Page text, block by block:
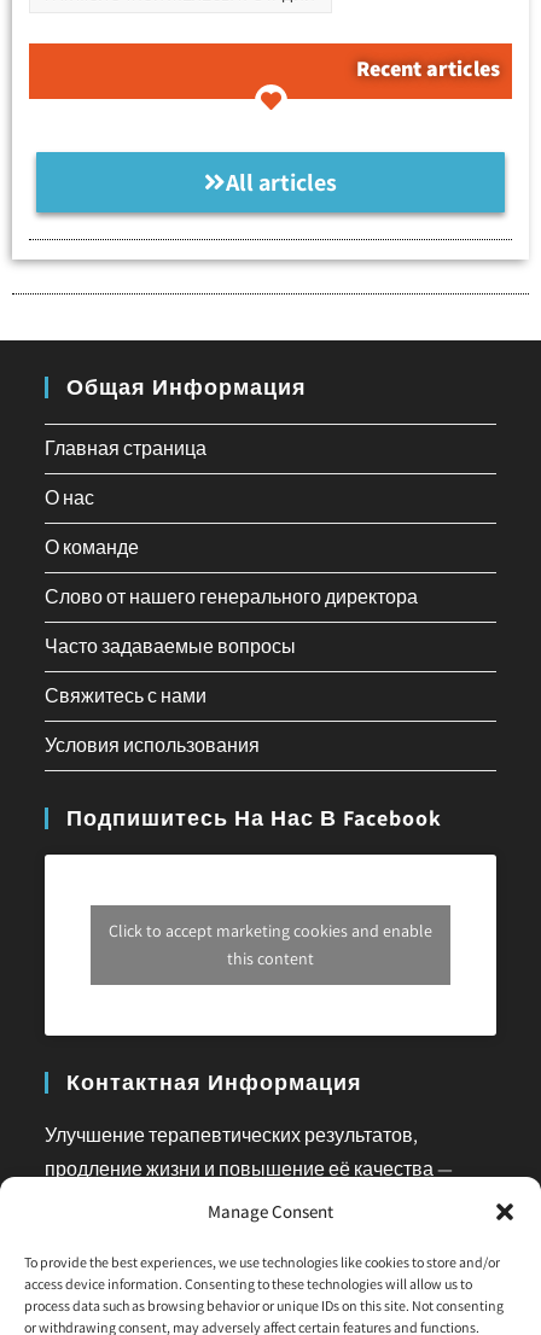
Manage Consent
To provide the best experiences, we use technologies like cookies to store and/or
access device information. Consenting to these technologies will allow us to
process data such as browsing behavior or unique IDs on this site. Not consenting
or withdrawing consent, may adversely affect certain features and functions.
Recent articles
All articles
Общая Информация
Главная страница
О нас
О команде
Слово от нашего генерального директора
Часто задаваемые вопросы
Свяжитесь с нами
Условия использования
Подпишитесь На Нас В Facebook
Click to accept marketing cookies and enable
this content
Контактная Информация
Улучшение терапевтических результатов,
продление жизни и повышение её качества —
наша основная задача. Пожалуйста, не
вопросами или для получения разъяснений.
Phone: